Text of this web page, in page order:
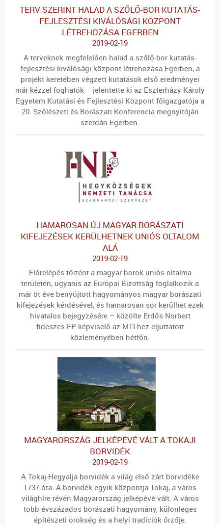
TERV SZERINT HALAD A SZŐLŐ-BOR KUTATÁS-
FEJLESZTÉSI KIVÁLÓSÁGI KÖZPONT
LÉTREHOZÁSA EGERBEN
2019-02-19
A terveknek megfelelően halad a szőlő-bor kutatás-
fejlesztési kiválósági központ létrehozása Egerben, a
projekt keretében végzett kutatások első eredményei
már kézzel foghatók – jelentette ki az Eszterházy Károly
Egyetem Kutatási és Fejlesztési Központ főigazgatója a
20. Szőlészeti és Borászati Konferencia megnyitóján
szerdán Egerben.
HAMAROSAN ÚJ MAGYAR BORÁSZATI
KIFEJEZÉSEK KERÜLHETNEK UNIÓS OLTALOM
ALÁ
2019-02-19
Előrelépés történt a magyar borok uniós oltalma
területén, ugyanis az Európai Bizottság foglalkozik a
már öt éve benyújtott hagyományos magyar borászati
kifejezések kérdésével, és hamarosan sor kerülhet ezek
hivatalos bejegyzésére – közölte Erdős Norbert
fideszes EP-képviselő az MTI-hez eljuttatott
közleményében hétfőn.
MAGYARORSZÁG JELKÉPÉVÉ VÁLT A TOKAJI
BORVIDÉK
2019-02-19
A Tokaj-Hegyalja borvidék a világ első zárt borvidéke
1737 óta. A borvidék egyik központja Tokaj, a város
világhíre révén Magyarország jelképévé vált. A város
több évszázados borászati hagyomány, különleges
építészeti örökség és a helyi tradíciók őrzője.